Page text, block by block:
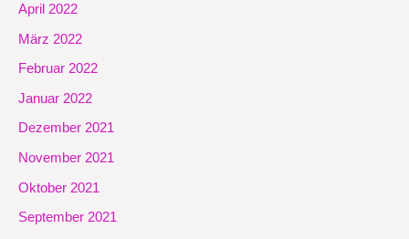
April 2022
März 2022
Februar 2022
Januar 2022
Dezember 2021
November 2021
Oktober 2021
September 2021